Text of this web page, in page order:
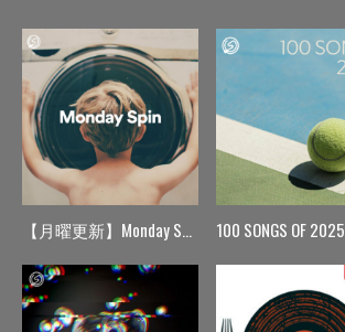
【月曜更新】Monday Spin 100 SONGS OF 2025